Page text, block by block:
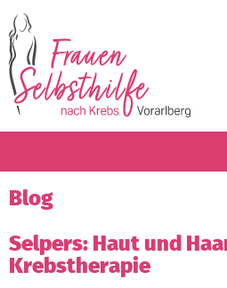
Termine
Angebot
Blog
Selpers: Haut und
Krebstherapie